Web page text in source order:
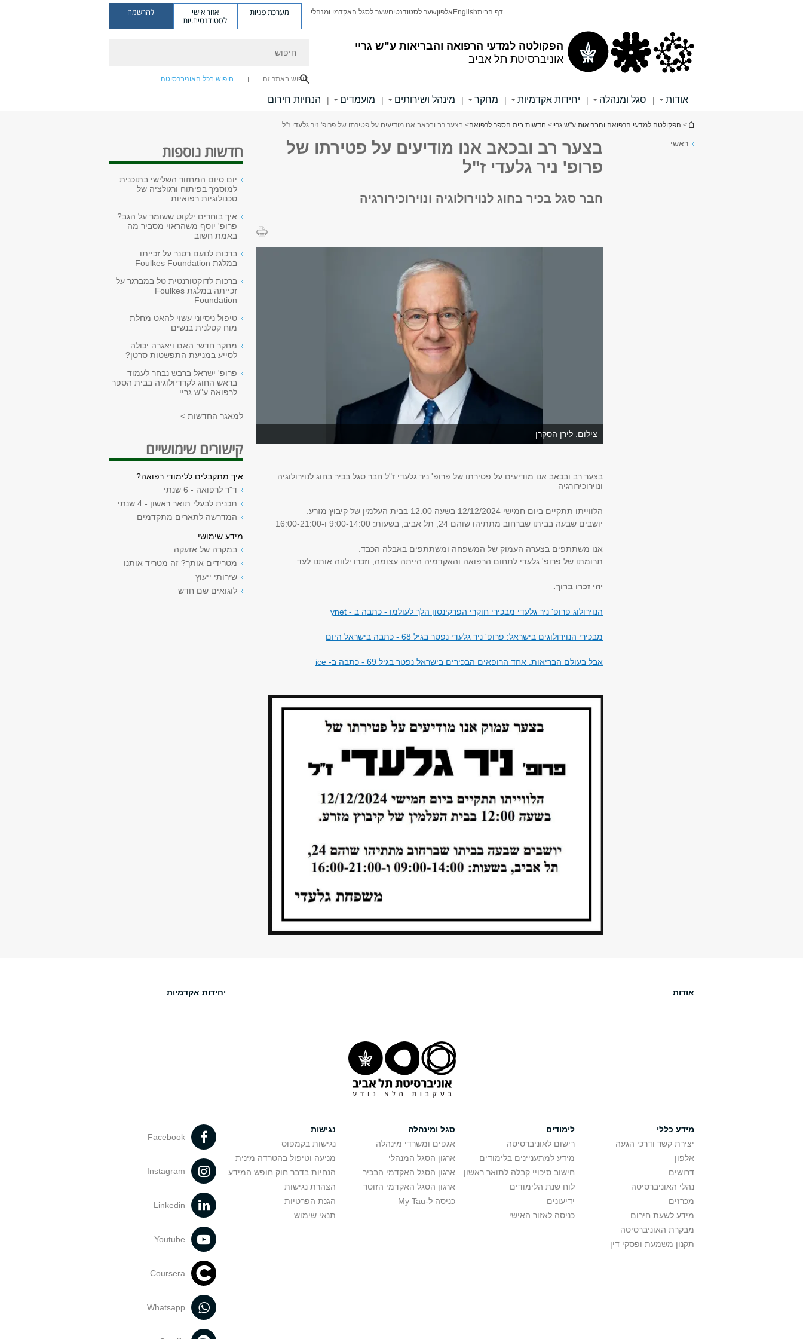
הפקולטה למדעי הרפואה והבריאות ע"ש גריי
אוניברסיטת תל אביב
דף הביתEnglish אלפוןשער לסטודנטיםשער לסגל האקדמי ומנהלי מערכת פניות אזור אישי
לסטודנטים.יות
להרשמה
חיפוש באתר זה חיפוש בכל האוניברסיטה
אודות | סגל ומנהלה | יחידות אקדמיות | מחקר | מינהל ושירותים | מועמדים | הנחיות חירום
הינך נמצא כאן
> הפקולטה למדעי הרפואה והבריאות ע"ש גריי> חדשות בית הספר לרפואה> בצער רב ובכאב אנו מודיעים על פטירתו של פרופ' ניר גלעדי ז"ל
ראשי
בצער רב ובכאב אנו מודיעים על פטירתו של
פרופ' ניר גלעדי ז"ל
חבר סגל בכיר בחוג לנוירולוגיה ונוירוכירורגיה
צילום: לירן הסקרן
בצער רב ובכאב אנו מודיעים על פטירתו של פרופ' ניר גלעדי ז"ל חבר סגל בכיר בחוג לנוירולוגיה
ונוירוכירורגיה
הלווייתו תתקיים ביום חמישי 12/12/2024 בשעה 12:00 בבית העלמין של קיבוץ מזרע.
יושבים שבעה בביתו שברחוב מתתיהו שוהם 24, תל אביב, בשעות: 9:00-14:00 ו-16:00-21:00
אנו משתתפים בצערה העמוק של המשפחה ומשתתפים באבלה הכבד.
תרומתו של פרופ' גלעדי לתחום הרפואה והאקדמיה הייתה עצומה, וזכרו ילווה אותנו לעד.
יהי זכרו ברוך.
הנוירולוג פרופ' ניר גלעדי מבכירי חוקרי הפרקינסון הלך לעולמו - כתבה ב - ynet
מבכירי הנוירולוגים בישראל: פרופ' ניר גלעדי נפטר בגיל 68 - כתבה בישראל היום
אבל בעולם הבריאות: אחד הרופאים הבכירים בישראל נפטר בגיל 69 - כתבה ב- ice
חדשות נוספות
יום סיום המחזור השלישי בתוכנית
למוסמך בפיתוח ורגולציה של
טכנולוגיות רפואיות
איך בוחרים ילקוט ששומר על הגב?
פרופ' יוסף משהראוי מסביר מה
באמת חשוב
ברכות לנועם רטנר על זכייתו
במלגת Foulkes Foundation
ברכות לדוקטורנטית טל במברגר על
זכייתה במלגת Foulkes
Foundation
טיפול ניסיוני עשוי להאט מחלת
מוח קטלנית בנשים
מחקר חדש: האם ויאגרה יכולה
לסייע במניעת התפשטות סרטן?
פרופ' ישראל ברבש נבחר לעמוד
בראש החוג לקרדיולוגיה בבית הספר
לרפואה ע"ש גריי
למאגר החדשות >
קישורים שימושיים
איך מתקבלים ללימודי רפואה?
ד"ר לרפואה - 6 שנתי
תכנית לבעלי תואר ראשון - 4 שנתי
המדרשה לתארים מתקדמים
מידע שימושי
במקרה של אזעקה
מטרידים אותך? זה מטריד אותנו
שירותי ייעוץ
לוגואים שם חדש
אודות יחידות אקדמיות
מידע כללי
יצירת קשר ודרכי הגעה
אלפון
דרושים
נהלי האוניברסיטה
מכרזים
מידע לשעת חירום
מבקרת האוניברסיטה
תקנון משמעת ופסקי דין
לימודים
רישום לאוניברסיטה
מידע למתעניינים בלימודים
חישוב סיכויי קבלה לתואר ראשון
לוח שנת הלימודים
ידיעונים
כניסה לאזור האישי
סגל ומינהלה
אגפים ומשרדי מינהלה
ארגון הסגל המנהלי
ארגון הסגל האקדמי הבכיר
ארגון הסגל האקדמי הזוטר
כניסה ל-My Tau
נגישות
נגישות בקמפוס
מניעה וטיפול בהטרדה מינית
הנחיות בדבר חוק חופש המידע
הצהרת נגישות
הגנת הפרטיות
תנאי שימוש
Facebook
Instagram
Linkedin
Youtube
Coursera
Whatsapp